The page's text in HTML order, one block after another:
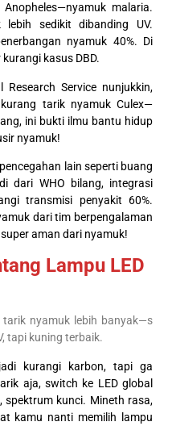
malaria.
sedikit dibanding UV.
nyamuk 40%. Di
kasus DBD.
Research Service nunjukkin,
tarik nyamuk Culex—
ini bukti ilmu bantu hidup
nyamuk!
lain seperti buang
dari WHO bilang, integrasi
transmisi penyakit 60%.
dari tim berpengalaman
aman dari nyamuk!
Lampu LED
nyamuk lebih banyak—s
tapi kuning terbaik.
kurangi karbon, tapi ga
aja, switch ke LED global
spektrum kunci. Mineth rasa,
kamu nanti memilih lampu